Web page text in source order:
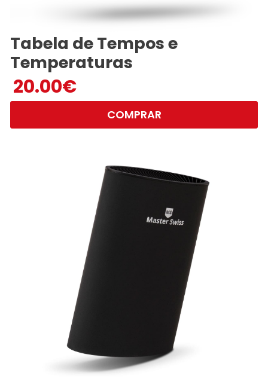
Tabela de Tempos e
Temperaturas
20.00€
COMPRAR